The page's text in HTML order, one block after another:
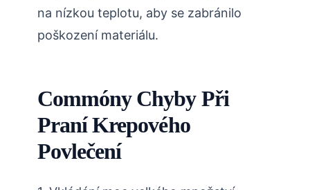
na nízkou teplotu, aby se zabránilo
poškození materiálu.
Commóny Chyby Při
Praní Krepového
Povlečení